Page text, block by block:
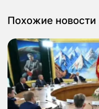
Похожие новости